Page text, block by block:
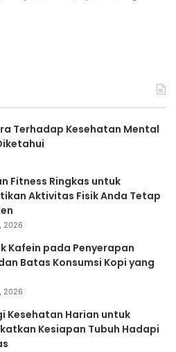
Terhadap Kesehatan Mental
Fitness Ringkas untuk
Aktivitas Fisik Anda Tetap
2026
Kafein pada Penyerapan
Batas Konsumsi Kopi yang
2026
Kesehatan Harian untuk
Kesiapan Tubuh Hadapi